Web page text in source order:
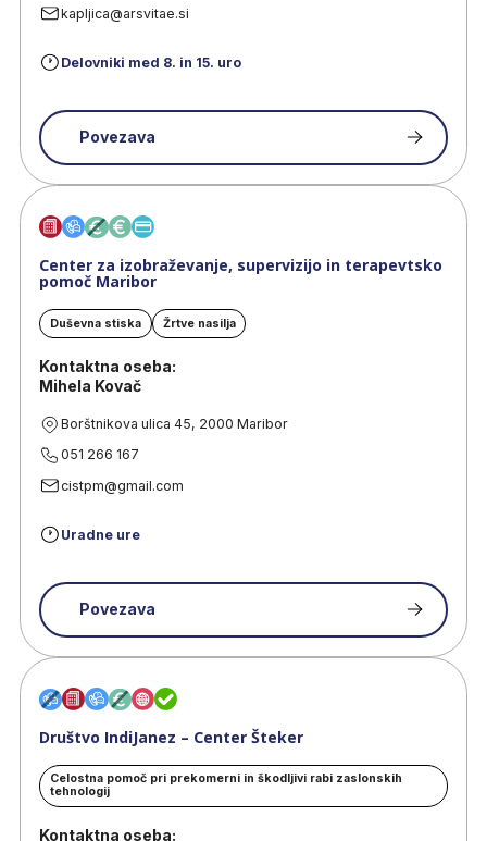
kapljica@arsvitae.si
Delovniki med 8. in 15. uro
Povezava
Center za izobraževanje, supervizijo in terapevtsko
pomoč Maribor
Duševna stiska Žrtve nasilja
Kontaktna oseba:
Mihela Kovač
Borštnikova ulica 45, 2000 Maribor
051 266 167
cistpm@gmail.com
Uradne ure
Povezava
Društvo IndiJanez – Center Šteker
Celostna pomoč pri prekomerni in škodljivi rabi zaslonskih
tehnologij
Kontaktna oseba: